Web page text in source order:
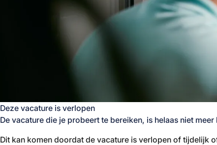
Deze vacature is verlopen
De vacature die je probeert te bereiken, is helaas niet meer
Dit kan komen doordat de vacature is verlopen of tijdelijk